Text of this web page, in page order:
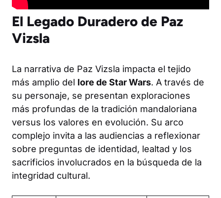
El Legado Duradero de Paz
Vizsla
La narrativa de Paz Vizsla impacta el tejido
más amplio del lore de Star Wars. A través de
su personaje, se presentan exploraciones
más profundas de la tradición mandaloriana
versus los valores en evolución. Su arco
complejo invita a las audiencias a reflexionar
sobre preguntas de identidad, lealtad y los
sacrificios involucrados en la búsqueda de la
integridad cultural.